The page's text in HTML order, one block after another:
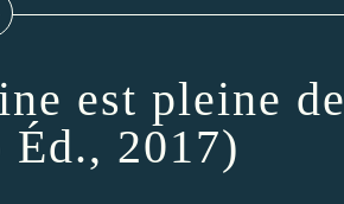
est pleine de
2017)